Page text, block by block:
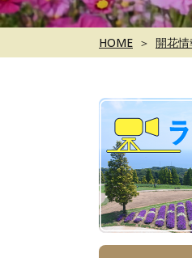
HOME 開花情